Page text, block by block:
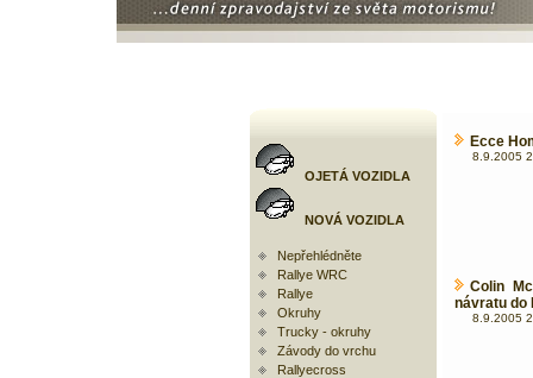
OJETÁ VOZIDLA
NOVÁ VOZIDLA
Nepřehlédněte
Rallye WRC
Rallye
Okruhy
Trucky - okruhy
Závody do vrchu
Rallyecross
Ecce
8.9.2005
Colin
návratu do
8.9.2005